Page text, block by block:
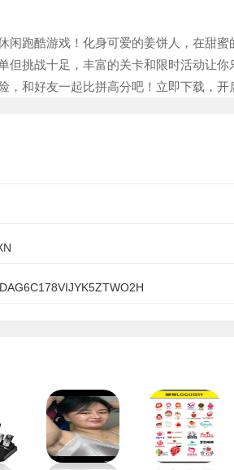
闲跑酷游戏！化身可爱的姜饼人，在甜
但挑战十足，丰富的关卡和限时活动让
，和好友一起比拼高分吧！立即下载，开